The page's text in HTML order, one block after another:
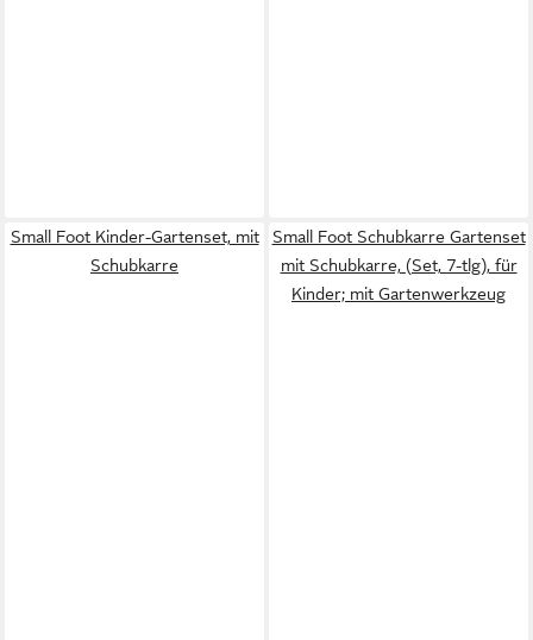
Small Foot Kinder-Gartenset, mit
Schubkarre
Small Foot Schubkarre Gartenset
mit Schubkarre, (Set, 7-tlg), für
Kinder; mit Gartenwerkzeug